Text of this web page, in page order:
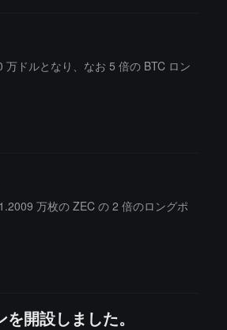
ドルとなり、なお 5 倍の BTC ロン
万枚の ZEC の 2 倍のロングポ
開設しました。